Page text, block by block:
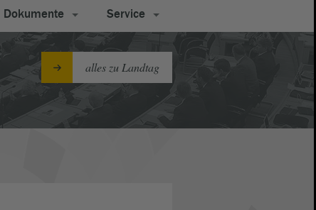
Dokumente Service
alles zu Landtag